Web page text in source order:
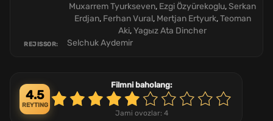
Muxarrem Tyurkseven, Ezgi Özyürekoglu,Serkan
Erdjan, Ferhan Vural, Mertjan Ertyurk,Teoman
Aki,Yagыz Ata Dincher
REJISSOR: Selchuk Aydemir
4.5
REYTING
Filmni baholang:
Jami ovozlar: 4